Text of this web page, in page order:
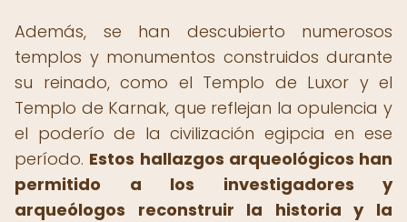
Además, se han descubierto numerosos
templos y monumentos construidos durante
su reinado, como el Templo de Luxor y el
Templo de Karnak, que reflejan la opulencia y
el poderío de la civilización egipcia en ese
período. Estos hallazgos arqueológicos han
permitido a los investigadores y
arqueólogos reconstruir la historia y la